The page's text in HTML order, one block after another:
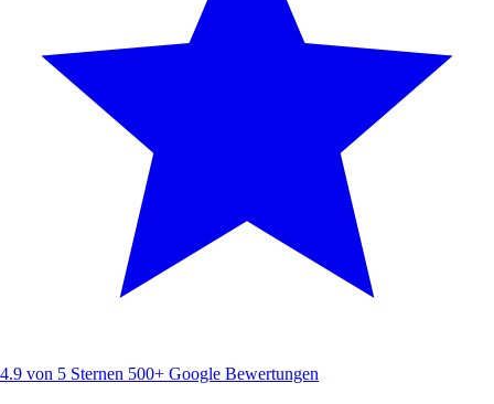
4.9 von 5 Sternen 500+ Google Bewertungen